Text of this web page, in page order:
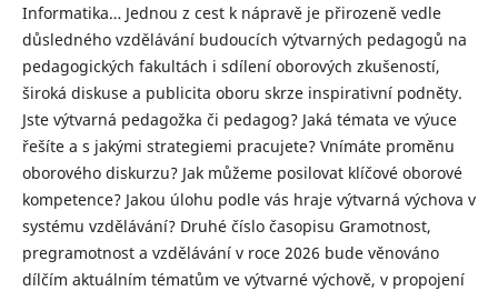
Informatika… Jednou z cest k nápravě je přirozeně vedle
důsledného vzdělávání budoucích výtvarných pedagogů na
pedagogických fakultách i sdílení oborových zkušeností,
široká diskuse a publicita oboru skrze inspirativní podněty.
Jste výtvarná pedagožka či pedagog? Jaká témata ve výuce
řešíte a s jakými strategiemi pracujete? Vnímáte proměnu
oborového diskurzu? Jak můžeme posilovat klíčové oborové
kompetence? Jakou úlohu podle vás hraje výtvarná výchova v
systému vzdělávání? Druhé číslo časopisu Gramotnost,
pregramotnost a vzdělávání v roce 2026 bude věnováno
dílčím aktuálním tématům ve výtvarné výchově, v propojení